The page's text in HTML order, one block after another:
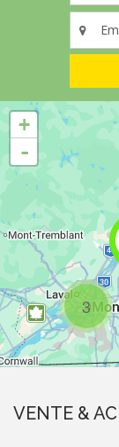
3
+
-
VENTE &